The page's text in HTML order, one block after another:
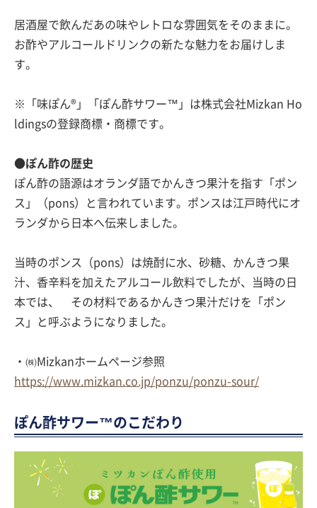
居酒屋で飲んだあの味やレトロな雰囲気をそのままに。
お酢やアルコールドリンクの新たな魅力をお届けしま
す。
※「味ぽん®」「ぽん酢サワー™」は株式会社Mizkan Ho
ldingsの登録商標・商標です。
●ぽん酢の歴史
ぽん酢の語源はオランダ語でかんきつ果汁を指す「ポン
ス」（pons）と言われています。ポンスは江戸時代にオ
ランダから日本へ伝来しました。
当時のポンス（pons）は焼酎に水、砂糖、かんきつ果
汁、香辛料を加えたアルコール飲料でしたが、当時の日
本では、 その材料であるかんきつ果汁だけを「ポン
ス」と呼ぶようになりました。
・㈱Mizkanホームページ参照
https://www.mizkan.co.jp/ponzu/ponzu-sour/
ぽん酢サワー™のこだわり